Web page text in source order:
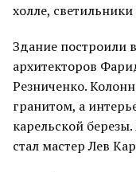
холле,
Здание построили
архитекторов
Резниченко.
гранитом, а
карельской
стал мастер Лев